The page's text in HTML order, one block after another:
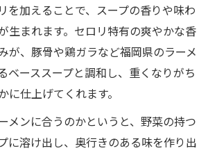
を加えることで、スープの香りや味わ
生まれます。セロリ特有の爽やかな香
が、豚骨や鶏ガラなど福岡県のラーメ
ベーススープと調和し、重くなりがち
に仕上げてくれます。
メンに合うのかというと、野菜の持つ
に溶け出し、奥行きのある味を作り出